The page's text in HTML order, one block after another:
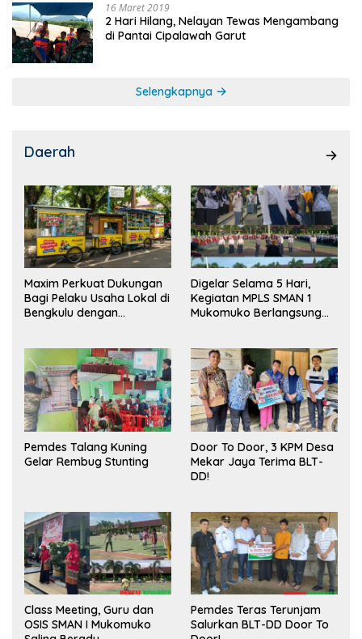
16 Maret 2019
2 Hari Hilang, Nelayan Tewas Mengambang
di Pantai Cipalawah Garut
Selengkapnya
Daerah
Maxim Perkuat Dukungan
Bagi Pelaku Usaha Lokal di
Bengkulu dengan
Pasar
Digelar Selama 5 Hari,
Kegiatan MPLS SMAN 1
Mukomuko Berlangsung
Pemdes Talang Kuning
Gelar Rembug Stunting
Door To Door, 3 KPM Desa
Mekar Jaya Terima BLT-
DD!
Class Meeting, Guru dan
OSIS SMAN I Mukomuko
Pemdes Teras Terunjam
Salurkan BLT-DD Door To